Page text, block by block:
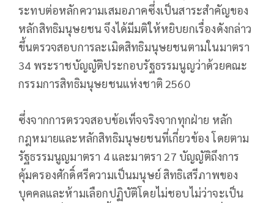
ระทบต่อหลักความเสมอภาคซึ่งเป็นสาระสำคัญของ
หลักสิทธิมนุษยชน จึงได้มีมติให้หยิบยกเรื่องดังกล่าว
ขึ้นตรวจสอบการละเมิดสิทธิมนุษยชนตามในมาตรา
34 พระราชบัญญัติประกอบรัฐธรรมนูญว่าด้วยคณะ
กรรมการสิทธิมนุษยชนแห่งชาติ 2560
ซึ่งจากการตรวจสอบข้อเท็จจริงจากทุกฝ่าย หลัก
กฎหมายและหลักสิทธิมนุษยชนที่เกี่ยวข้อง โดยตาม
รัฐธรรมนูญมาตรา 4 และมาตรา 27 บัญญัติถึงการ
คุ้มครองศักดิ์ศรีความเป็นมนุษย์ สิทธิเสรีภาพของ
บุคคลและห้ามเลือกปฏิบัติโดยไม่ชอบไม่ว่าจะเป็น